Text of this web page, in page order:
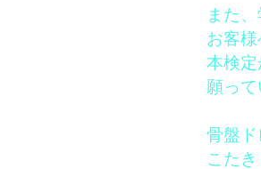
また
お客
本検
願って
骨盤
こたき